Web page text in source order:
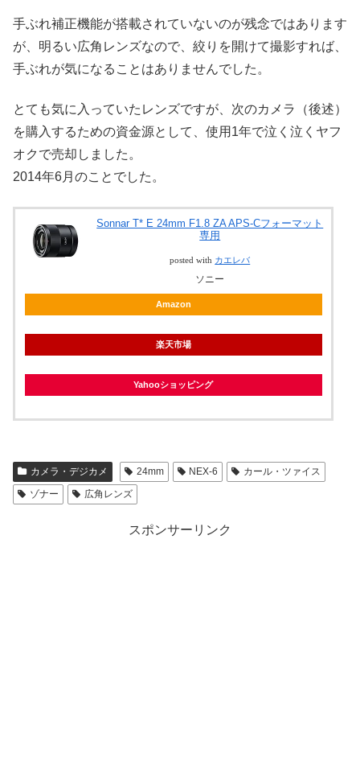
手ぶれ補正機能が搭載されていないのが残念ではあります
が、明るい広角レンズなので、絞りを開けて撮影すれば、
手ぶれが気になることはありませんでした。
とても気に入っていたレンズですが、次のカメラ（後述）
を購入するための資金源として、使用1年で泣く泣くヤフ
オクで売却しました。
2014年6月のことでした。
Sonnar T* E 24mm F1.8 ZA APS-Cフォーマット
専用
posted with カエレバ
ソニー
Amazon
楽天市場
Yahooショッピング
カメラ・デジカメ 24mm NEX-6
カール・ツァイス
ゾナー
広角レンズ
スポンサーリンク